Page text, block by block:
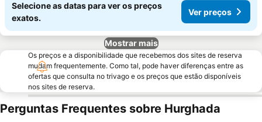
Selecione as datas para ver os preços
exatos.
Ver preços
Mostrar mais
Os preços e a disponibilidade que recebemos dos sites de reserva
mudam frequentemente. Como tal, pode haver diferenças entre as
ofertas que consulta no trivago e os preços que estão disponíveis
nos sites de reserva.
Perguntas Frequentes sobre Hurghada